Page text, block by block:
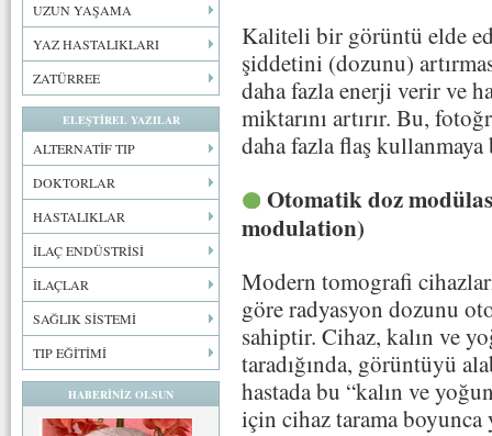
UZUN YAŞAMA
YAZ HASTALIKLARI
ZATÜRREE
ELEŞTİREL YAZILAR
ALTERNATİF TIP
DOKTORLAR
HASTALIKLAR
İLAÇ ENDÜSTRİSİ
İLAÇLAR
SAĞLIK SİSTEMİ
TIP EĞİTİMİ
HABERİNİZ OLSUN
Kaliteli bir görüntü elde
şiddetini (dozunu)
daha fazla enerji verir ve
miktarını artırır. Bu,
daha fazla flaş kullanmaya
Otomatik doz
modulation)
Modern tomografi
göre radyasyon dozunu
sahiptir. Cihaz, kalın ve
taradığında, görüntüyü
hastada bu “kalın ve
için cihaz tarama boyunca